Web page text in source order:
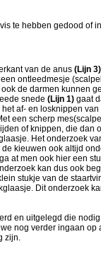
te hebben gedood of
van de anus (Lijn 3)
ontleedmesje
de darmen kunnen
snede (Lijn 1) gaat
af- en losknippen
een scherp
of knippen, die dan
Het onderzoek
kieuwen ook altijd
at men ook hier een
kan dus ook
stukje van de
Dit onderzoek
en uitgelegd die
nog verder ingaan op
zijn.